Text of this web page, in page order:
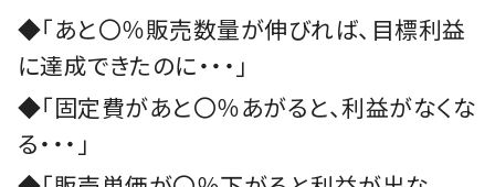
◆「あと〇％販売数量が伸びれば、目標利益
に達成できたのに・・・」
◆「固定費があと〇％あがると、利益がなくな
る・・・」